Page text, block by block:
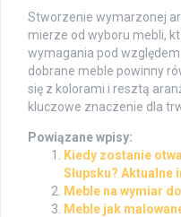
Stworzenie wymarzonej
mierze od wyboru mebli,
wymagania pod
dobrane meble powinny
się z kolorami i resztą
kluczowe znaczenie dla
Powiązane wpisy:
Kiedy zostanie
Słupsku?
Meble na wymiar
Meble jak